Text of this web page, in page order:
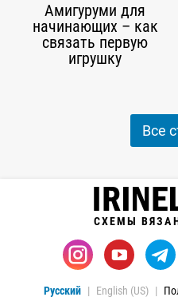
Амигуруми для
начинающих – как
связать первую
игрушку
Все
Русский English (US)